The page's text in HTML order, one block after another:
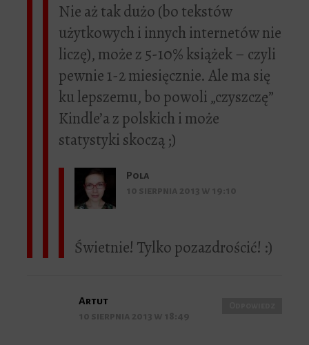
Nie aż tak dużo (bo tekstów
użytkowych i innych internetów nie
liczę), może z 5-10% książek – czyli
pewnie 1-2 miesięcznie. Ale ma się
ku lepszemu, bo powoli „czyszczę”
Kindle’a z polskich i może
statystyki skoczą ;)
Pola
Świetnie! Tylko pozazdrościć! :)
Artut